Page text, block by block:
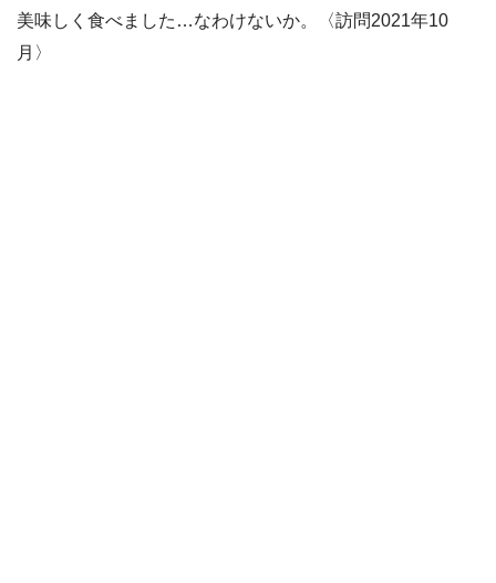
美味しく食べました…なわけないか。〈訪問2021年10
月〉